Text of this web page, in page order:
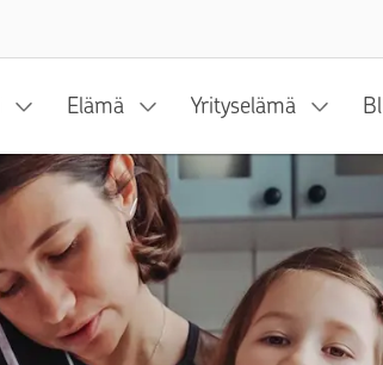
Elämä Yrityselämä